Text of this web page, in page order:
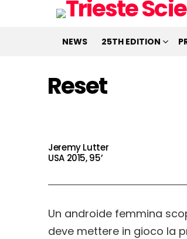
NEWS 25TH EDITION
Reset
Jeremy Lutter
USA 2015, 95’
Un androide femmina
deve mettere in gioco la